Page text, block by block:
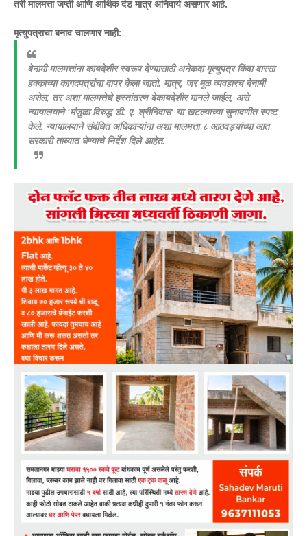
तरी मालमत्ता जप्ती आणि आर्थिक दंड मात्र अनिवार्य असणार आहे.
​मृत्युपत्राचा बनाव चालणार नाही:
बेनामी मालमत्तांना कायदेशीर स्वरूप देण्यासाठी अनेकदा मृत्युपत्र किंवा वारसा
हक्काच्या कागदपत्रांचा वापर केला जातो. मात्र, जर मूळ व्यवहारच बेनामी
असेल, तर अशा मालमत्तेचे हस्तांतरण बेकायदेशीर मानले जाईल, असे
न्यायालयाने 'मंजुळा विरुद्ध डी. ए. श्रीनिवास' या खटल्याच्या सुनावणीत स्पष्ट
केले. न्यायालयाने संबंधित अधिकाऱ्यांना अशा मालमत्ता ८ आठवड्यांच्या आत
सरकारी ताब्यात घेण्याचे निर्देश दिले आहेत.